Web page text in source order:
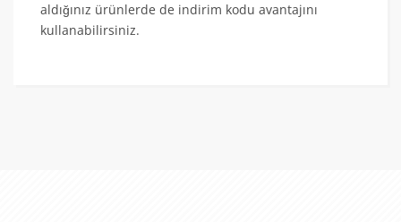
aldığınız ürünlerde de indirim kodu avantajını
kullanabilirsiniz.